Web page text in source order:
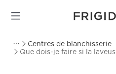
Centres de blanchisserie
Que dois-je faire si la